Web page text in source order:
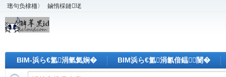
璁句负棣栭〉 鏀惰棌鏈珯
BIM-浜ら€氳涓氫氦娴� BIM浜ら€氳涓氱偣鎾闄�